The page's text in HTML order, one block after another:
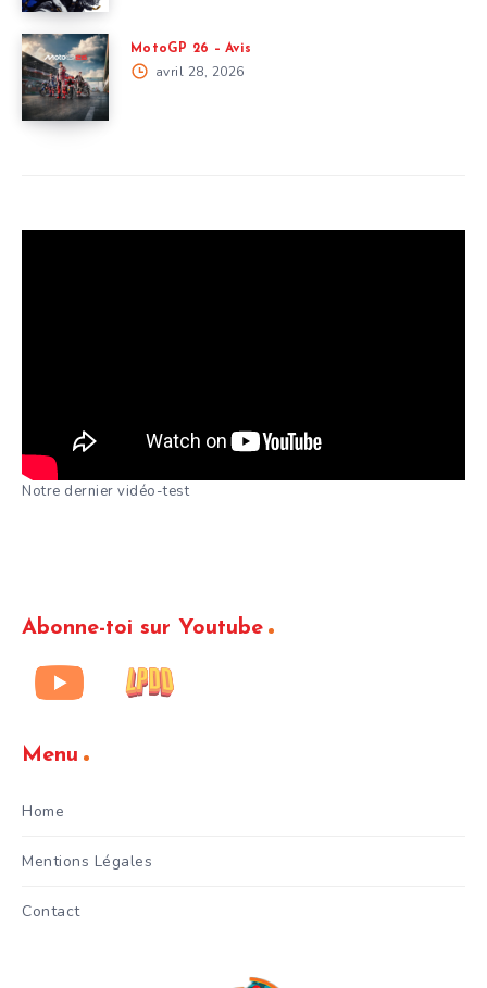
MotoGP 26 – Avis
avril 28, 2026
Notre dernier vidéo-test
Abonne-toi sur Youtube
Menu
Home
Mentions Légales
Contact